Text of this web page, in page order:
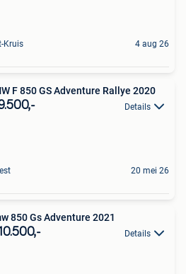
Kruis 4 aug 26
F 850 GS Adventure Rallye 2020
Details
20 mei 26
850 Gs Adventure 2021
Details